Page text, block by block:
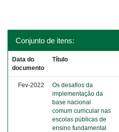
Conjunto de itens:
Data do
documento
Título
Fev-2022
Os desafios da
implementação da
base nacional
comum curricular nas
escolas públicas de
ensino fundamental